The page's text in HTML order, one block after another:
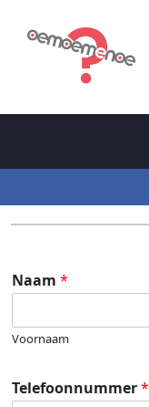
naar
Naam *
Voornaam
Telefoonnummer*